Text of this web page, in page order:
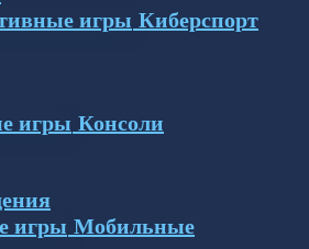
Киберспорт
Консоли
Мобильные